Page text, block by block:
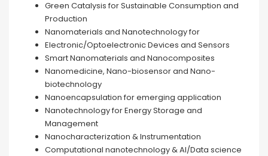
Green Catalysis for Sustainable Consumption and
Production
Nanomaterials and Nanotechnology for
Electronic/Optoelectronic Devices and Sensors
Smart Nanomaterials and Nanocomposites
Nanomedicine, Nano-biosensor and Nano-
biotechnology
Nanoencapsulation for emerging application
Nanotechnology for Energy Storage and
Management
Nanocharacterization & Instrumentation
Computational nanotechnology & AI/Data science